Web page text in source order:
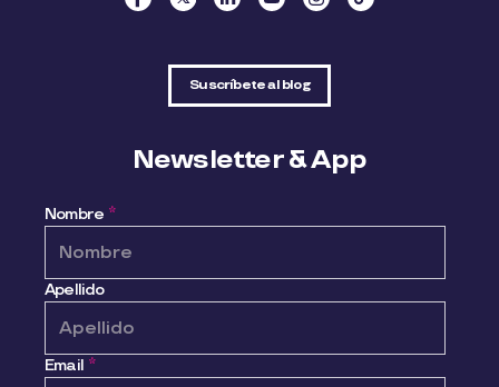
Suscríbete al blog
Newsletter & App
Nombre *
Apellido
Email *